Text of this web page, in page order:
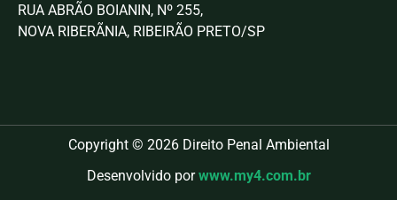
RUA ABRÃO BOIANIN, Nº 255,
NOVA RIBERÃNIA, RIBEIRÃO PRETO/SP
Copyright © 2026 Direito Penal Ambiental
Desenvolvido porwww.my4.com.br